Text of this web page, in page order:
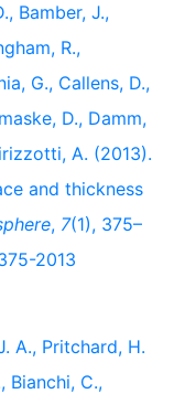
Bamber, J.,
R.,
G., Callens, D.,
D., Damm,
A. (2013).
and thickness
, 7(1), 375–
2013
A., Pritchard, H.
Bianchi, C.,